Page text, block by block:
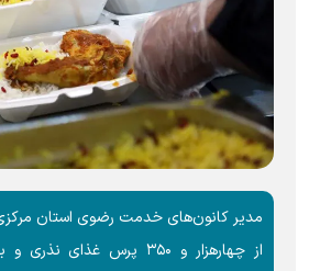
مدیر کانون‌های خدمت رضوی استان
از چهارهزار و ۳۵۰ پرس غذای